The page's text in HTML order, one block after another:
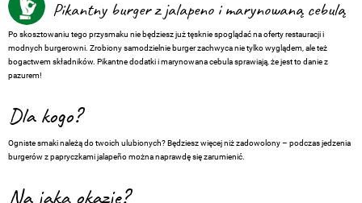
Pikantny burger z jalapeno i marynowaną cebulą
Po skosztowaniu tego przysmaku nie będziesz już tęsknie spoglądać na oferty restauracji i
modnych burgerowni. Zrobiony samodzielnie burger zachwyca nie tylko wyglądem, ale też
bogactwem składników. Pikantne dodatki i marynowana cebula sprawiają, że jest to danie z
pazurem!
Dla kogo?
Ogniste smaki należą do twoich ulubionych? Będziesz więcej niż zadowolony – podczas jedzenia
burgerów z papryczkami jalapeño można naprawdę się zarumienić.
Na jaką okazję?